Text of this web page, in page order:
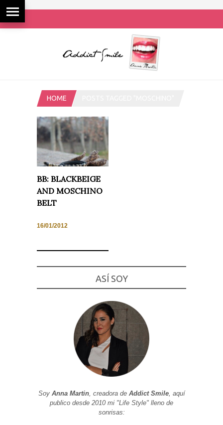
HOME
BB: BLACKBEIGE
AND MOSCHINO
BELT
16/01/2012
ASÍ SOY
Soy Anna Martin, creadora de Addict Smile, aquí
publico desde 2010 mi "Life Style" lleno de
sonrisas:
y estructura
de la web, en